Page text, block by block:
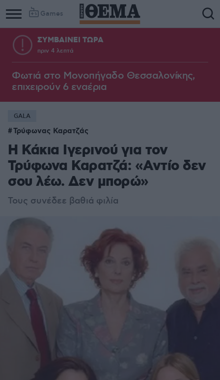
Games
ΣΥΜΒΑΙΝΕΙ ΤΩΡΑ
πριν 4 λεπτά
Φωτιά στο Μονοπήγαδο Θεσσαλονίκης,
επιχειρούν 6 εναέρια
GALA
Τρύφωνας Καρατζάς
Η Κάκια Ιγερινού για τον
Τρύφωνα Καρατζά: «Αντίο δεν
σου λέω. Δεν μπορώ»
Τους συνέδεε βαθιά φιλία